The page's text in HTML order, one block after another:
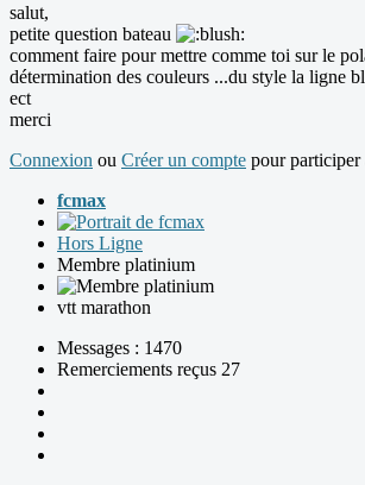
salut,
petite question bateau
comment faire pour mettre comme toi sur le
détermination des couleurs ...du style la ligne
ect
merci
Connexion ou Créer un compte pour participer
fcmax
Hors Ligne
Membre platinium
vtt marathon
Messages : 1470
Remerciements reçus 27